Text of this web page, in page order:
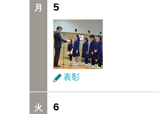
5
表彰
6